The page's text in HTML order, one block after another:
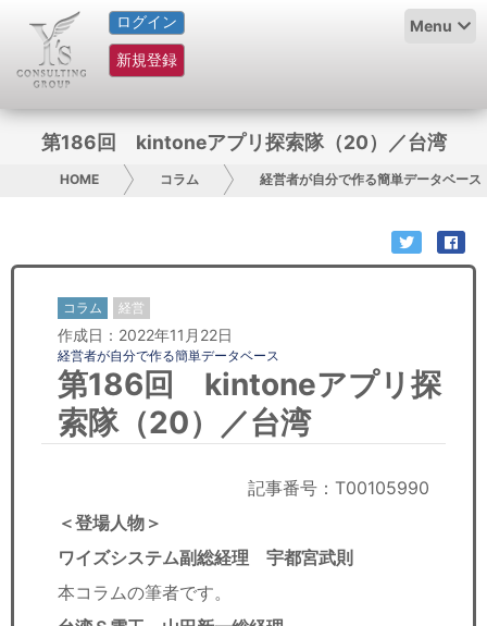
ログイン
新規登録
Menu
HOME
サービス紹介
コラム
グループ概要
日本人にPR
コンサルティング
リサーチ
経済ニュース
労務顧問
第186回 kintoneアプリ探索隊（20）／台湾
HOME コラム 経営者が自分で作る簡単データベース
コラム 経営
作成日：2022年11月22日
経営者が自分で作る簡単データベース
第186回 kintoneアプリ探
索隊（20）／台湾
記事番号：T00105990
＜登場人物＞
ワイズシステム副総経理 宇都宮武則
本コラムの筆者です。